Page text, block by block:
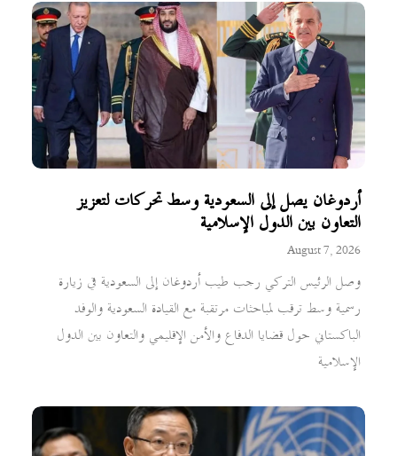
أردوغان يصل إلى السعودية وسط تحركات لتعزيز
التعاون بين الدول الإسلامية
August 7, 2026
وصل الرئيس التركي رجب طيب أردوغان إلى السعودية في زيارة
رسمية وسط ترقب لمباحثات مرتقبة مع القيادة السعودية والوفد
الباكستاني حول قضايا الدفاع والأمن الإقليمي والتعاون بين الدول
الإسلامية